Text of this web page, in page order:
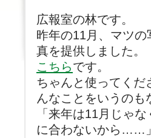
広報室の林です。
昨年の11月、マツ
真を提供しました。
こちらです。
ちゃんと使ってく
んなことをいうの
「来年は11月じゃ
に合わないから……